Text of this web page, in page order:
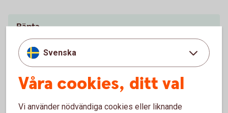
Ränta
5,45 - 10,30 % (senast ändrad 2025-10-17) räntan är
rörlig
Effektiv ränta
Svenska
Våra cookies, ditt val
Vi använder nödvändiga cookies eller liknande